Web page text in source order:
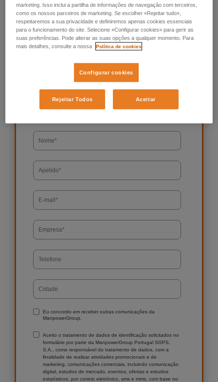
indivíduos estão preparados para o sucesso.
Descarregar Infografia
Descarregar estudo
Eu concordo em receber outras comunicações da
ManpowerGroup.
Aceito o tratamento de dados de identificação solicitados no
formulário por parte da ManpowerGroup Portugal SGPS,
S.A., como responsável do tratamento de dados, com a
finalidade de realizar atividades promocionais e de
marketing, comunicações comerciais, incluindo comunicação
digital, estudos de mercado, eventos, ofertas e estudos
estatísticos, por correio eletrónico, sms e mms, com base no
marketing. Isso inclui a partilha de informações de navegação com terceiros,
como os nossos parceiros de marketing. Se escolher «Rejeitar tudo»,
respeitaremos a sua privacidade e definiremos apenas cookies essenciais
para o funcionamento do site. Selecione «Configurar cookies» para gerir as
suas preferências. Pode alterar as suas opções a qualquer momento. Para
mais detalhes, consulte a nossa
Política de cookies
Configurar cookies
Rejeitar Todos Aceitar